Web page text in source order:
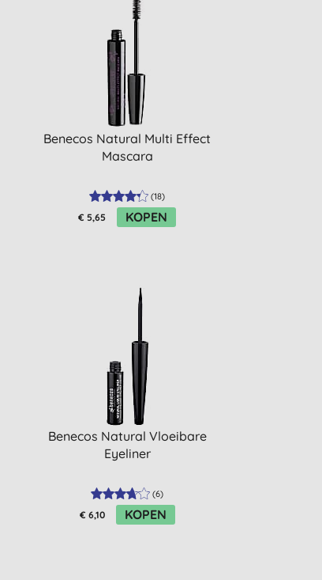
Benecos Natural Multi Effect
Mascara
(18)
€ 5,65 KOPEN
Benecos Natural Vloeibare
Eyeliner
(6)
€ 6,10 KOPEN